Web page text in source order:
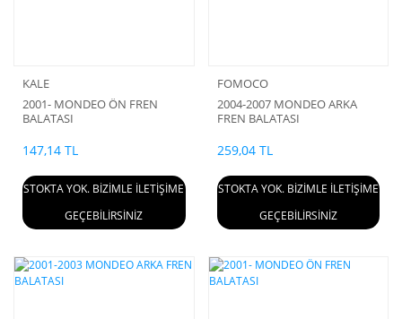
KALE
2001- MONDEO ÖN FREN
BALATASI
147,14 TL
STOKTA YOK. BİZİMLE İLETİŞİME
GEÇEBİLİRSİNİZ
FOMOCO
2004-2007 MONDEO ARKA
FREN BALATASI
259,04 TL
STOKTA YOK. BİZİMLE İLETİŞİME
GEÇEBİLİRSİNİZ